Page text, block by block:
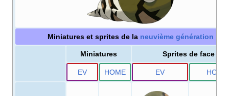
Miniatures et sprites de la neuvième génération
Miniatures Sprites de face
EV HOME EV HOME